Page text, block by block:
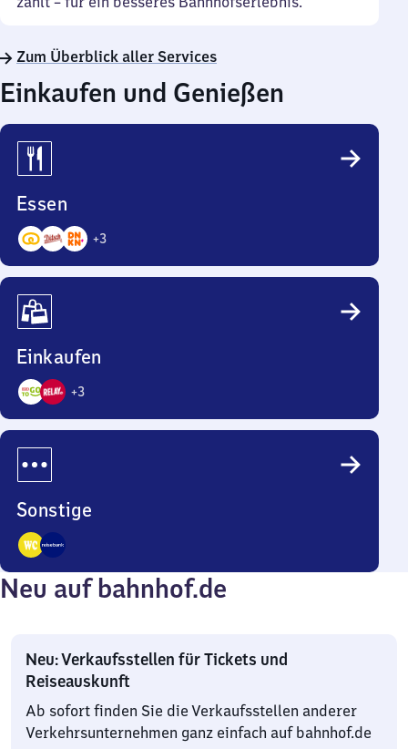
Zum Überblick aller Services
Einkaufen und Genießen
Essen
+3
6
Einkaufen
+3
5
Sonstige
2
Angebote
Neu auf bahnhof.de
Neu: Verkaufsstellen für Tickets und
Reiseauskunft
Ab sofort finden Sie die Verkaufsstellen anderer
Verkehrsunternehmen ganz einfach auf bahnhof.de